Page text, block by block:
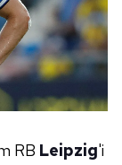
RB Leipzig'i